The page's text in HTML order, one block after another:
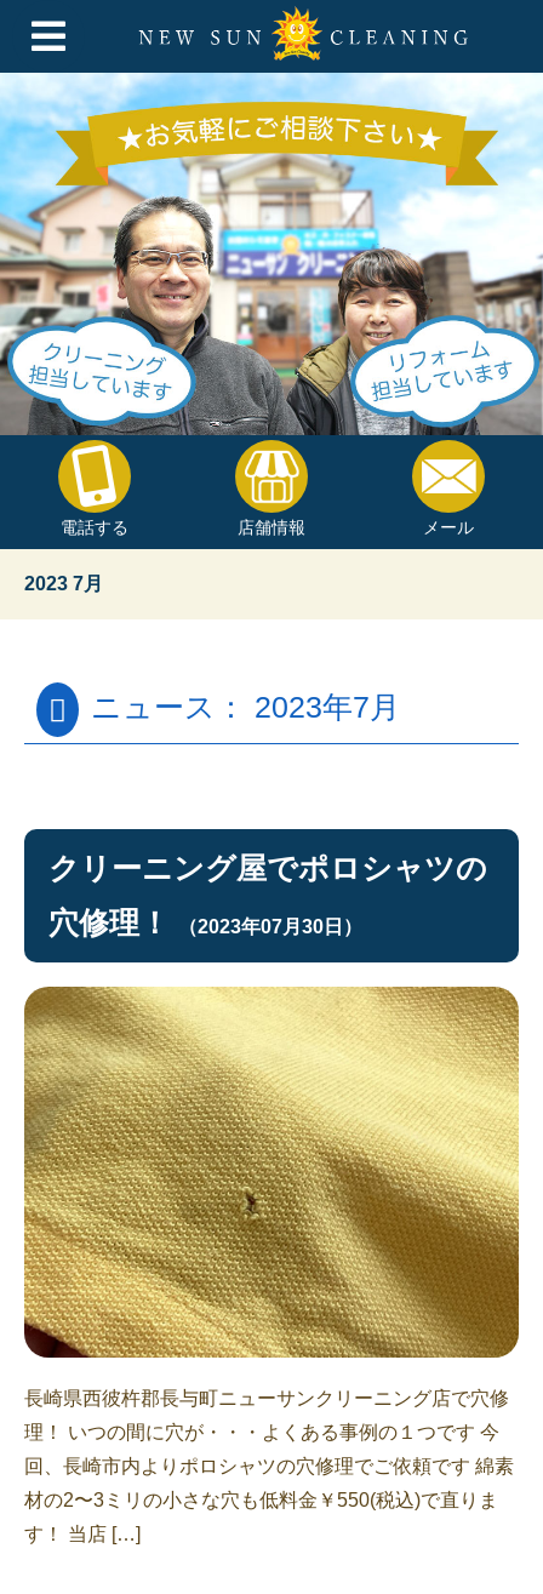
電話する 店舗情報 メール
2023 7月
ニュース： 2023年7月
クリーニング屋でポロシャツの
穴修理！
（2023年07月30日）
長崎県西彼杵郡長与町ニューサンクリーニング店で穴修
理！ いつの間に穴が・・・よくある事例の１つです 今
回、長崎市内よりポロシャツの穴修理でご依頼です 綿素
材の2〜3ミリの小さな穴も低料金￥550(税込)で直りま
す！ 当店 […]